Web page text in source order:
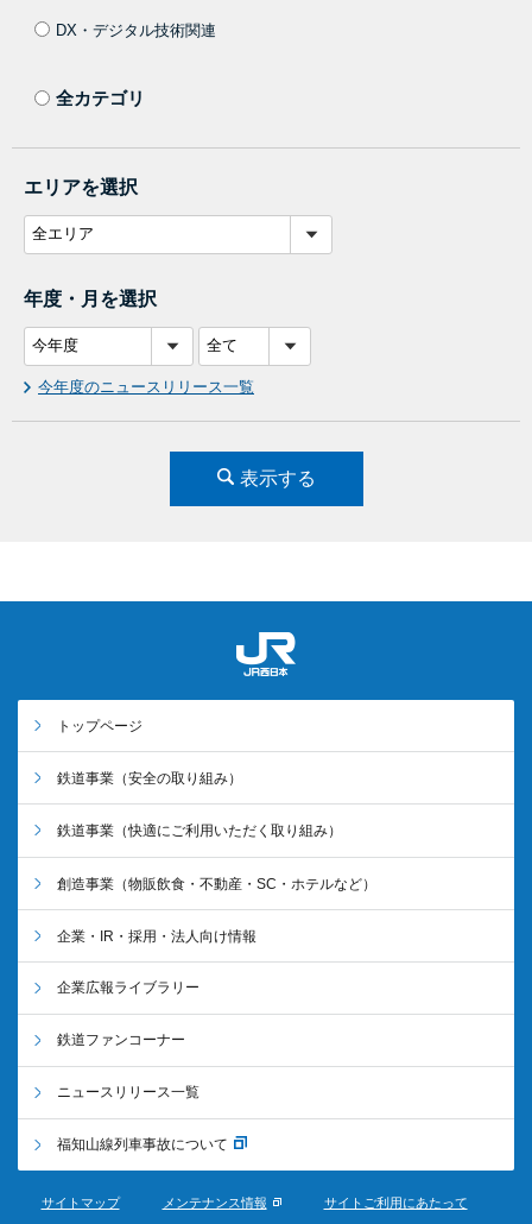
DX・デジタル技術関連
全カテゴリ
エリアを選択
年度・月を選択
今年度のニュースリリース一覧
表示する
トップページ
鉄道事業 （安全の取り組み）
鉄道事業 （快適にご利用いただく取り組み）
創造事業 （物販飲食・不動産・SC・ホテルなど）
企業・IR・採用・法人向け情報
企業広報ライブラリー
鉄道ファンコーナー
ニュースリリース一覧
福知山線列車事故について
サイトマップ メンテナンス情報 サイトご利用にあたって